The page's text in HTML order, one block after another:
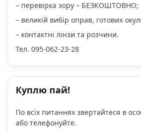
– перевірка зору – БЕЗКОШТОВНО;
– великій вибір оправ, готових
– контактні лінзи та розчини.
Тел. 095-062-23-28
Куплю пай!
По всіх питаннях звертайтеся в
або телефонуйте.